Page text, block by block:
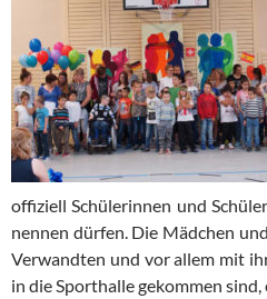
offiziell Schülerinnen und
nennen dürfen. Die Mädchen
Verwandten und vor allem mit
in die Sporthalle gekommen